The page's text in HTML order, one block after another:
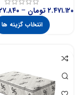
۲.۴۷۱.۱۲۰ تومان –
انتخاب گزینه ها